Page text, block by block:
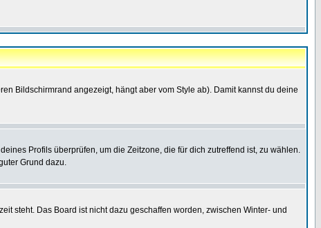
Bildschirmrand angezeigt, hängt aber vom Style ab). Damit kannst du deine
Profils überprüfen, um die Zeitzone, die für dich zutreffend ist, zu wählen.
Grund dazu.
steht. Das Board ist nicht dazu geschaffen worden, zwischen Winter- und